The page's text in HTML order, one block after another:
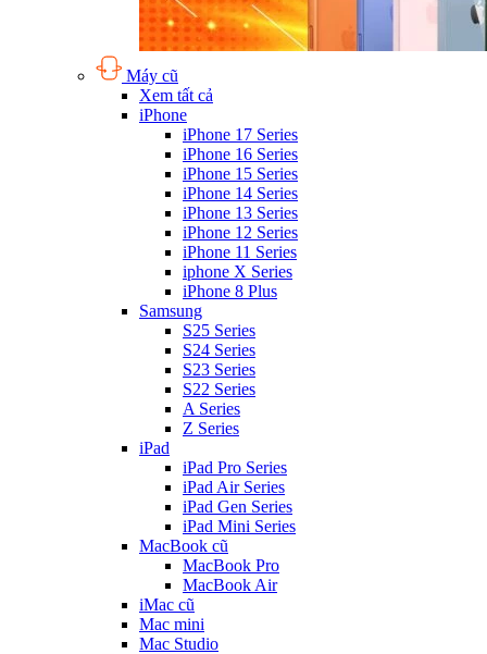
Máy cũ
Xem tất cả
iPhone
iPhone 17 Series
iPhone 16 Series
iPhone 15 Series
iPhone 14 Series
iPhone 13 Series
iPhone 12 Series
iPhone 11 Series
iphone X Series
iPhone 8 Plus
Samsung
S25 Series
S24 Series
S23 Series
S22 Series
A Series
Z Series
iPad
iPad Pro Series
iPad Air Series
iPad Gen Series
iPad Mini Series
MacBook cũ
MacBook Pro
MacBook Air
iMac cũ
Mac mini
Mac Studio